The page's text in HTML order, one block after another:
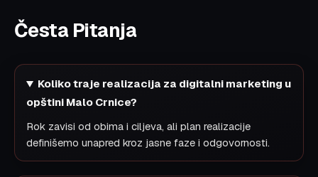
Česta Pitanja
Koliko traje realizacija za digitalni marketing u
opštini Malo Crnice?
Rok zavisi od obima i ciljeva, ali plan realizacije
definišemo unapred kroz jasne faze i odgovornosti.